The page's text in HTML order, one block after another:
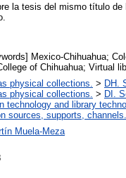
la tesis del mismo título
Mexico-Chihuahua;
of Chihuahua; Virtual
physical collections. > DH.
physical collections. > DI.
technology and library
sources, supports, channels.
Muela-Meza